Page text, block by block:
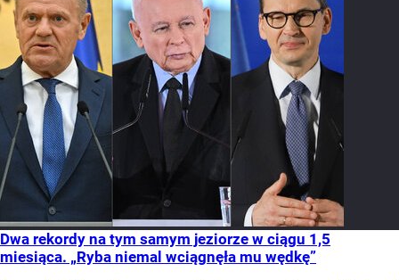
Dwa rekordy na tym samym jeziorze w ciągu 1,5
miesiąca. „Ryba niemal wciągnęła mu wędkę”